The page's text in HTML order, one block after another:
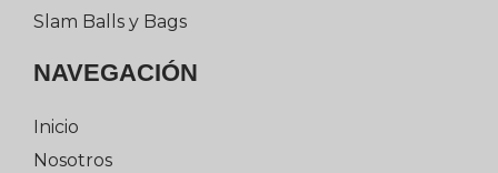
Slam Balls y Bags
NAVEGACIÓN
Inicio
Nosotros